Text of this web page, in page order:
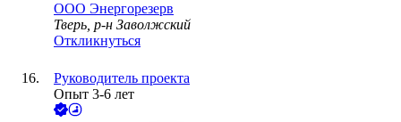
ООО Энергорезерв
Тверь, р-н Заволжский
Откликнуться
Руководитель проекта
Опыт 3-6 лет